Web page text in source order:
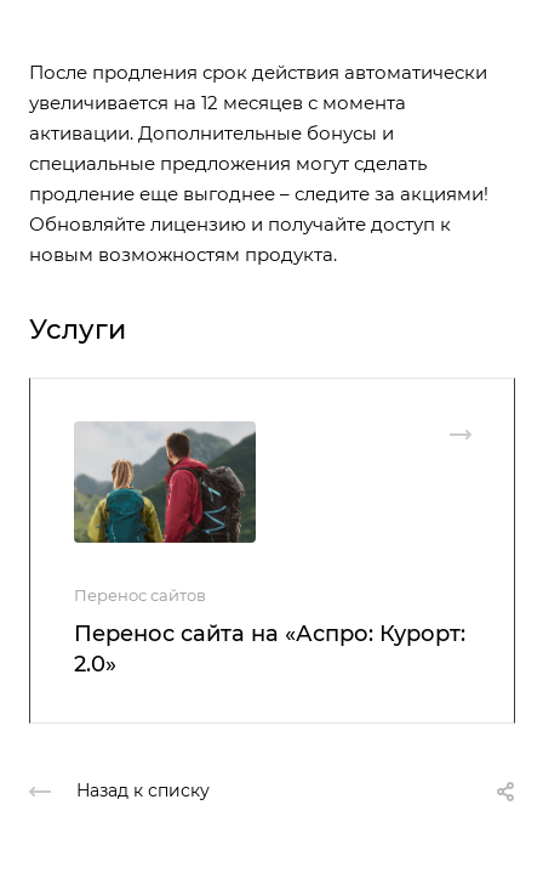
После продления срок действия автоматически
увеличивается на 12 месяцев с момента
активации. Дополнительные бонусы и
специальные предложения могут сделать
продление еще выгоднее – следите за акциями!
Обновляйте лицензию и получайте доступ к
новым возможностям продукта.
Услуги
Перенос сайтов
Перенос сайта на «Аспро: Курорт:
2.0»
Назад к списку